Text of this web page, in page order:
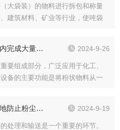
大袋装）的物料进行拆包和称量
建筑材料、矿业等行业，使吨袋
粉体输送设备能够在短时间内完成大量物料的输送任务 2024-9-26
要组成部分，广泛应用于化工、
备的主要功能是将粉状物料从一
粉体投料站其设计能够有效地防止粉尘泄漏和环境污染 2024-9-19
处理和输送是一个重要的环节。